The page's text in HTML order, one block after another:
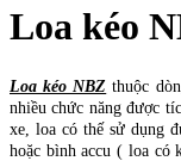
Loa kéo
Loa kéo NBZ thuộc
nhiều chức năng được
xe, loa có thế sử dụng
hoặc bình accu ( loa có